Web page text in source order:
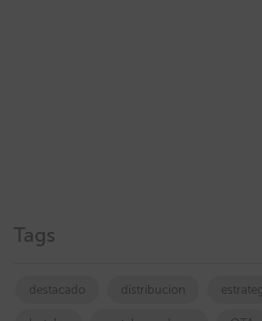
Tags
destacado distribucion